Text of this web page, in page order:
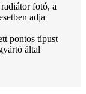
fotó, a
adja
pontos típust
által